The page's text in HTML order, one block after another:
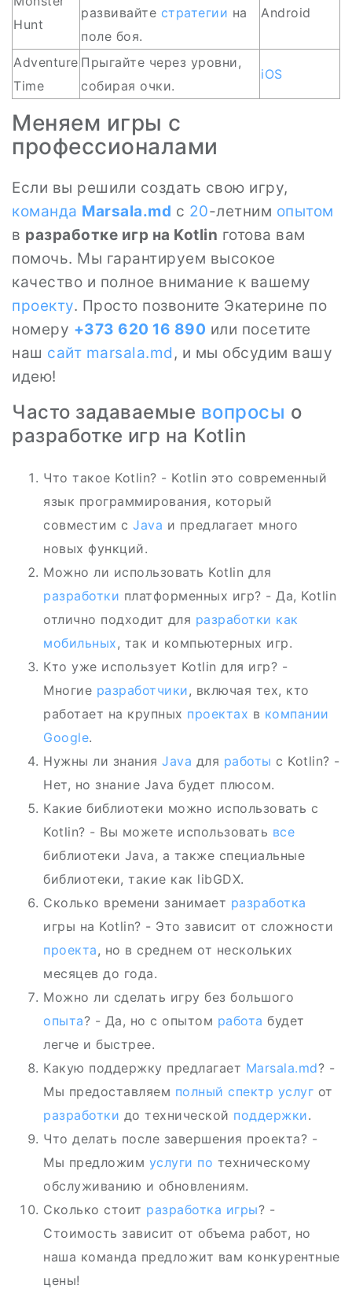
Hunt
развивайте стратегии на
поле боя.
Android
Adventure
Time
Прыгайте через уровни,
собирая очки.
iOS
Меняем игры с
профессионалами
Если вы решили создать свою игру,
команда Marsala.md с 20-летним опытом
в разработке игр на Kotlin готова вам
помочь. Мы гарантируем высокое
качество и полное внимание к вашему
проекту. Просто позвоните Экатерине по
номеру +373 620 16 890 или посетите
наш сайт marsala.md , и мы обсудим вашу
идею!
Часто задаваемые вопросы о
разработке игр на Kotlin
Что такое Kotlin? - Kotlin это современный
язык программирования, который
совместим с Java и предлагает много
новых функций.
Можно ли использовать Kotlin для
разработки платформенных игр? - Да, Kotlin
отлично подходит для разработки как
мобильных, так и компьютерных игр.
Кто уже использует Kotlin для игр? -
Многие разработчики, включая тех, кто
работает на крупных проектах в компании
Google.
Нужны ли знания Java для работы с Kotlin? -
Нет, но знание Java будет плюсом.
Какие библиотеки можно использовать с
Kotlin? - Вы можете использовать все
библиотеки Java, а также специальные
библиотеки, такие как libGDX.
Сколько времени занимает разработка
игры на Kotlin? - Это зависит от сложности
проекта, но в среднем от нескольких
месяцев до года.
Можно ли сделать игру без большого
опыта? - Да, но с опытом работа будет
легче и быстрее.
Какую поддержку предлагает Marsala.md? -
Мы предоставляем полный спектр услуг от
разработки до технической поддержки.
Что делать после завершения проекта? -
Мы предложим услуги по техническому
обслуживанию и обновлениям.
Сколько стоит разработка игры? -
Стоимость зависит от объема работ, но
наша команда предложит вам конкурентные
цены!